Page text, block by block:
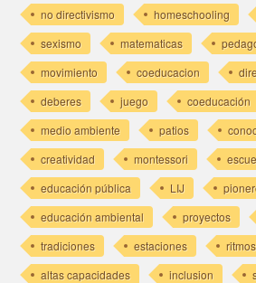
no directivismo
homeschooling
sexismo
matematicas
movimiento
coeducacion
deberes
juego coeducación
medio ambiente
patios
creatividad
montessori
educación pública
LIJ
educación ambiental
proyectos
tradiciones
estaciones
ritmos
altas capacidades
inclusion